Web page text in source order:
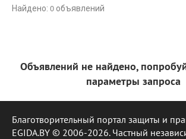
Найдено: 0 объявлений
Объявлений не найдено,
параметры запроса
Благотворительный портал защиты и
EGIDA.BY © 2006-2026. Частный